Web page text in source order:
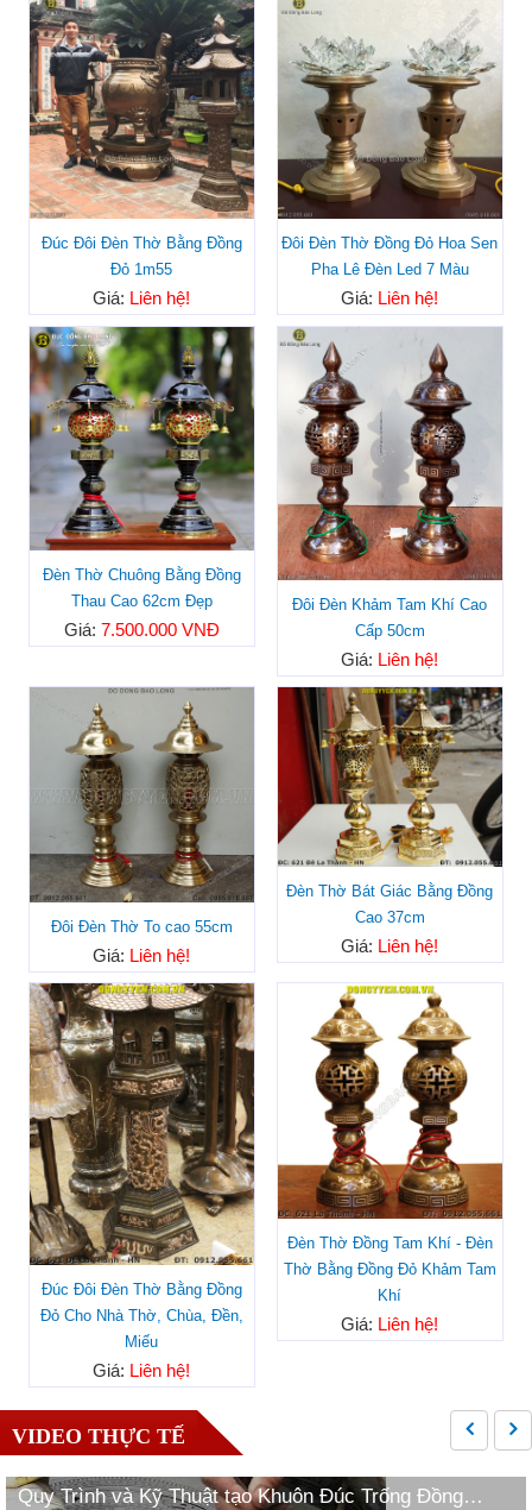
Đúc Đôi Đèn Thờ Bằng Đồng
Đỏ 1m55
Giá: Liên hệ!
Đôi Đèn Thờ Đồng Đỏ Hoa Sen
Pha Lê Đèn Led 7 Màu
Giá: Liên hệ!
Đèn Thờ Chuông Bằng Đồng
Thau Cao 62cm Đẹp
Giá: 7.500.000 VNĐ
Đôi Đèn Khảm Tam Khí Cao
Cấp 50cm
Giá: Liên hệ!
Đôi Đèn Thờ To cao 55cm
Giá: Liên hệ!
Đèn Thờ Bát Giác Bằng Đồng
Cao 37cm
Giá: Liên hệ!
Đúc Đôi Đèn Thờ Bằng Đồng
Đỏ Cho Nhà Thờ, Chùa, Đền,
Miếu
Giá: Liên hệ!
Đèn Thờ Đồng Tam Khí - Đèn
Thờ Bằng Đồng Đỏ Khảm Tam
Khí
Giá: Liên hệ!
VIDEO THỰC TẾ
Quy Trình và Kỹ Thuật tạo Khuôn Đúc Trống Đồng